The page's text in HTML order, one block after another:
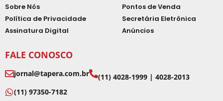
Sobre Nós
Política de Privacidade
Assinatura Digital
Pontos de Venda
Secretária Eletrônica
Anúncios
FALE CONOSCO
jornal@tapera.com.br
(11) 4028-1999 | 4028-2013
(11) 97350-7182